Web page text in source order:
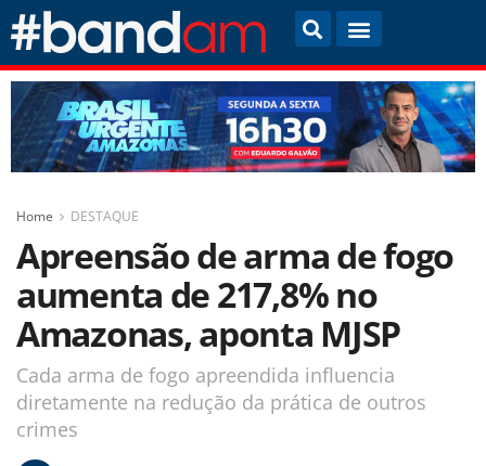
Home DESTAQUE
Apreensão de arma de fogo
aumenta de 217,8% no
Amazonas, aponta MJSP
Cada arma de fogo apreendida influencia
diretamente na redução da prática de outros
crimes